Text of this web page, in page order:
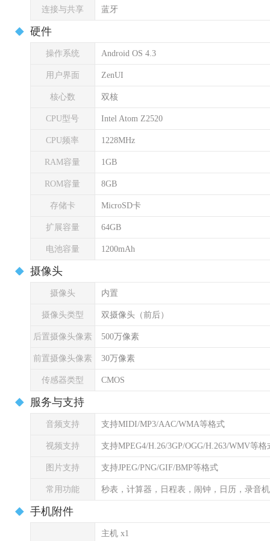
连接与共享 蓝牙
硬件
操作系统 Android OS 4.3
用户界面 ZenUI
核心数 双核
CPU型号 Intel Atom Z2520
CPU频率 1228MHz
RAM容量 1GB
ROM容量 8GB
存储卡 MicroSD卡
扩展容量 64GB
电池容量 1200mAh
摄像头
摄像头 内置
摄像头类型 双摄像头（前后）
后置摄像头像素 500万像素
前置摄像头像素 30万像素
传感器类型 CMOS
服务与支持
音频支持 支持MIDI/MP3/AAC/WMA等格式
视频支持 支持MPEG4/H.26/3GP/OGG/H.263/WMV等格
图片支持 支持JPEG/PNG/GIF/BMP等格式
常用功能 秒表，计算器，日程表，闹钟，日历，录音
手机附件
主机 x1